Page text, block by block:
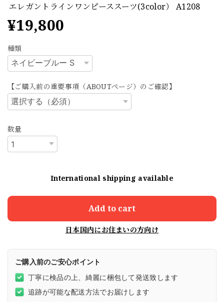
エレガントラインワンピーススーツ(3color） A1208
¥19,800
種類
【ご購入前の重要事項（ABOUTページ）のご確認】
数量
International shipping available
Add to cart
日本国内にお住まいの方向け
ご購入前のご安心ポイント
丁寧に検品の上、綺麗に梱包して発送致します
追跡が可能な配送方法でお届けします